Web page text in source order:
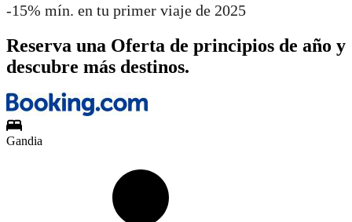
-15% mín. en tu primer viaje de 2025
Reserva una Oferta de principios de año y
descubre más destinos.
Gandia